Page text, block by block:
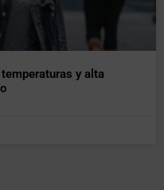
y alta